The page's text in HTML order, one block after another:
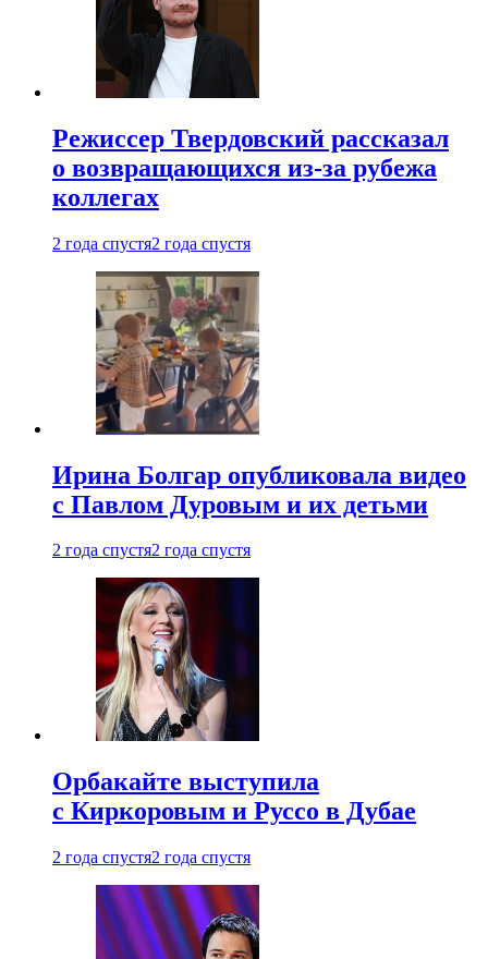
Режиссер Твердовский рассказал
о возвращающихся из-за рубежа
коллегах
2 года спустя2 года спустя
Ирина Болгар опубликовала видео
с Павлом Дуровым и их детьми
2 года спустя2 года спустя
Орбакайте выступила
с Киркоровым и Руссо в Дубае
2 года спустя2 года спустя